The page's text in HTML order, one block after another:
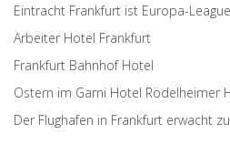
Eintracht Frankfurt ist Europa-
Arbeiter Hotel Frankfurt
Frankfurt Bahnhof Hotel
Ostern im Garni Hotel Rödelheimer
Der Flughafen in Frankfurt erwacht